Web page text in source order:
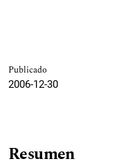
Publicado
2006-12-30
Resumen